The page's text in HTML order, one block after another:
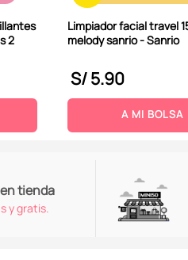
2
Limpiador facial travel
melody sanrio - Sanrio
S/5.90
A MI BOLSA
tienda
y gratis.